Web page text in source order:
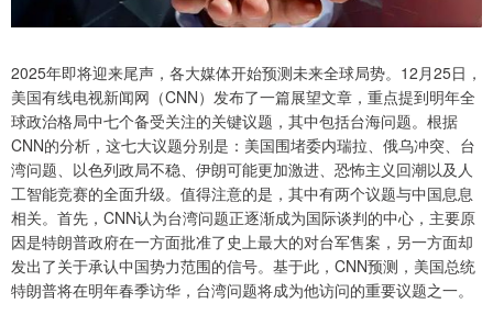
2025年即将迎来尾声，各大媒体开始预测未来全球局势。12月25日，
美国有线电视新闻网（CNN）发布了一篇展望文章，重点提到明年全
球政治格局中七个备受关注的关键议题，其中包括台海问题。根据
CNN的分析，这七大议题分别是：美国围堵委内瑞拉、俄乌冲突、台
湾问题、以色列政局不稳、伊朗可能更加激进、恐怖主义回潮以及人
工智能竞赛的全面升级。值得注意的是，其中有两个议题与中国息息
相关。首先，CNN认为台湾问题正逐渐成为国际谈判的中心，主要原
因是特朗普政府在一方面批准了史上最大的对台军售案，另一方面却
发出了关于承认中国势力范围的信号。基于此，CNN预测，美国总统
特朗普将在明年春季访华，台湾问题将成为他访问的重要议题之一。